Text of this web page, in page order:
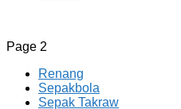
CV JAYA BERSAMA Co Id
Menyediakan Semua
Page 2
Renang
Sepakbola
Sepak Takraw